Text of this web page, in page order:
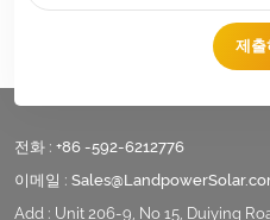
제출
전화 : +86 -592-6212776
이메일 :
Add : Unit 206-9, No 15, Duiying